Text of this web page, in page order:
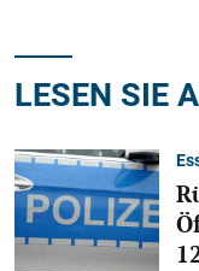
LESEN SIE